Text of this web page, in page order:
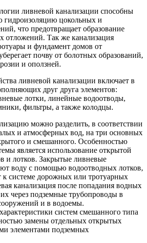
ливневой канализации способны
гидроизоляцию цокольных и
что предотвращает образование
отложений. Так же канализация
и фундамент домов от
почву от болотных образований,
и оползней.
ливневой канализации включает в
друг друга элементов:
лотки, линейные водоотводы,
фильтры, а также колодцы.
можно разделить, в соответствии
и атмосферных вод, на три основных
и смешанного. Особенностью
является использование открытой
и лотков. Закрытые ливневые
воду с помощью водоотводных лотков,
системе дорожных или тротуарных
канализация после попадания водных
через подземные трубопроводы в
и в водоемы.
систем смешанного типа
замены отдельных открытых
элементами подземных